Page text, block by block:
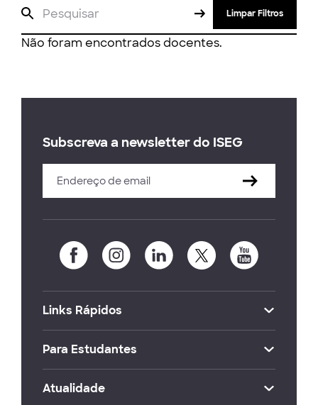
Limpar Filtros
Não foram encontrados docentes.
Subscreva a newsletter do ISEG
Links Rápidos
Para Estudantes
Atualidade